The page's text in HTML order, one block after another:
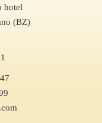
hotel
(BZ)